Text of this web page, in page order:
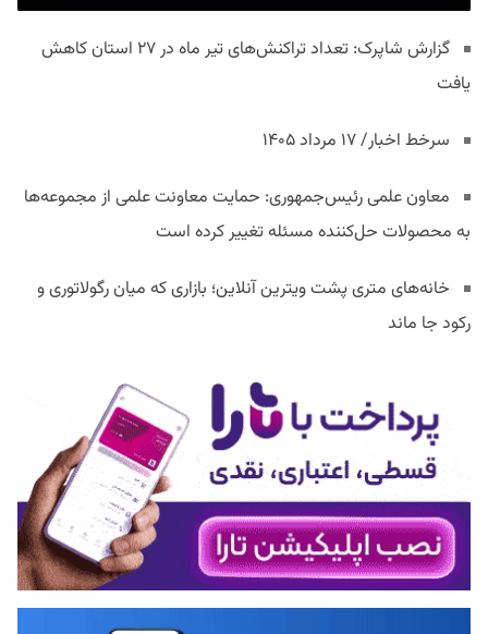
گزارش شاپرک: تعداد تراکنش‌های تیر ماه در ۲۷ استان‌ کاهش
یافت
سرخط اخبار/ ۱۷ مرداد ۱۴۰۵
معاون علمی رئیس‌جمهوری: حمایت معاونت علمی از مجموعه‌ها
به محصولات حل‌کننده مسئله تغییر کرده است
خانه‌های متری پشت ویترین آنلاین؛ بازاری که میان رگولاتوری و
رکود جا ماند